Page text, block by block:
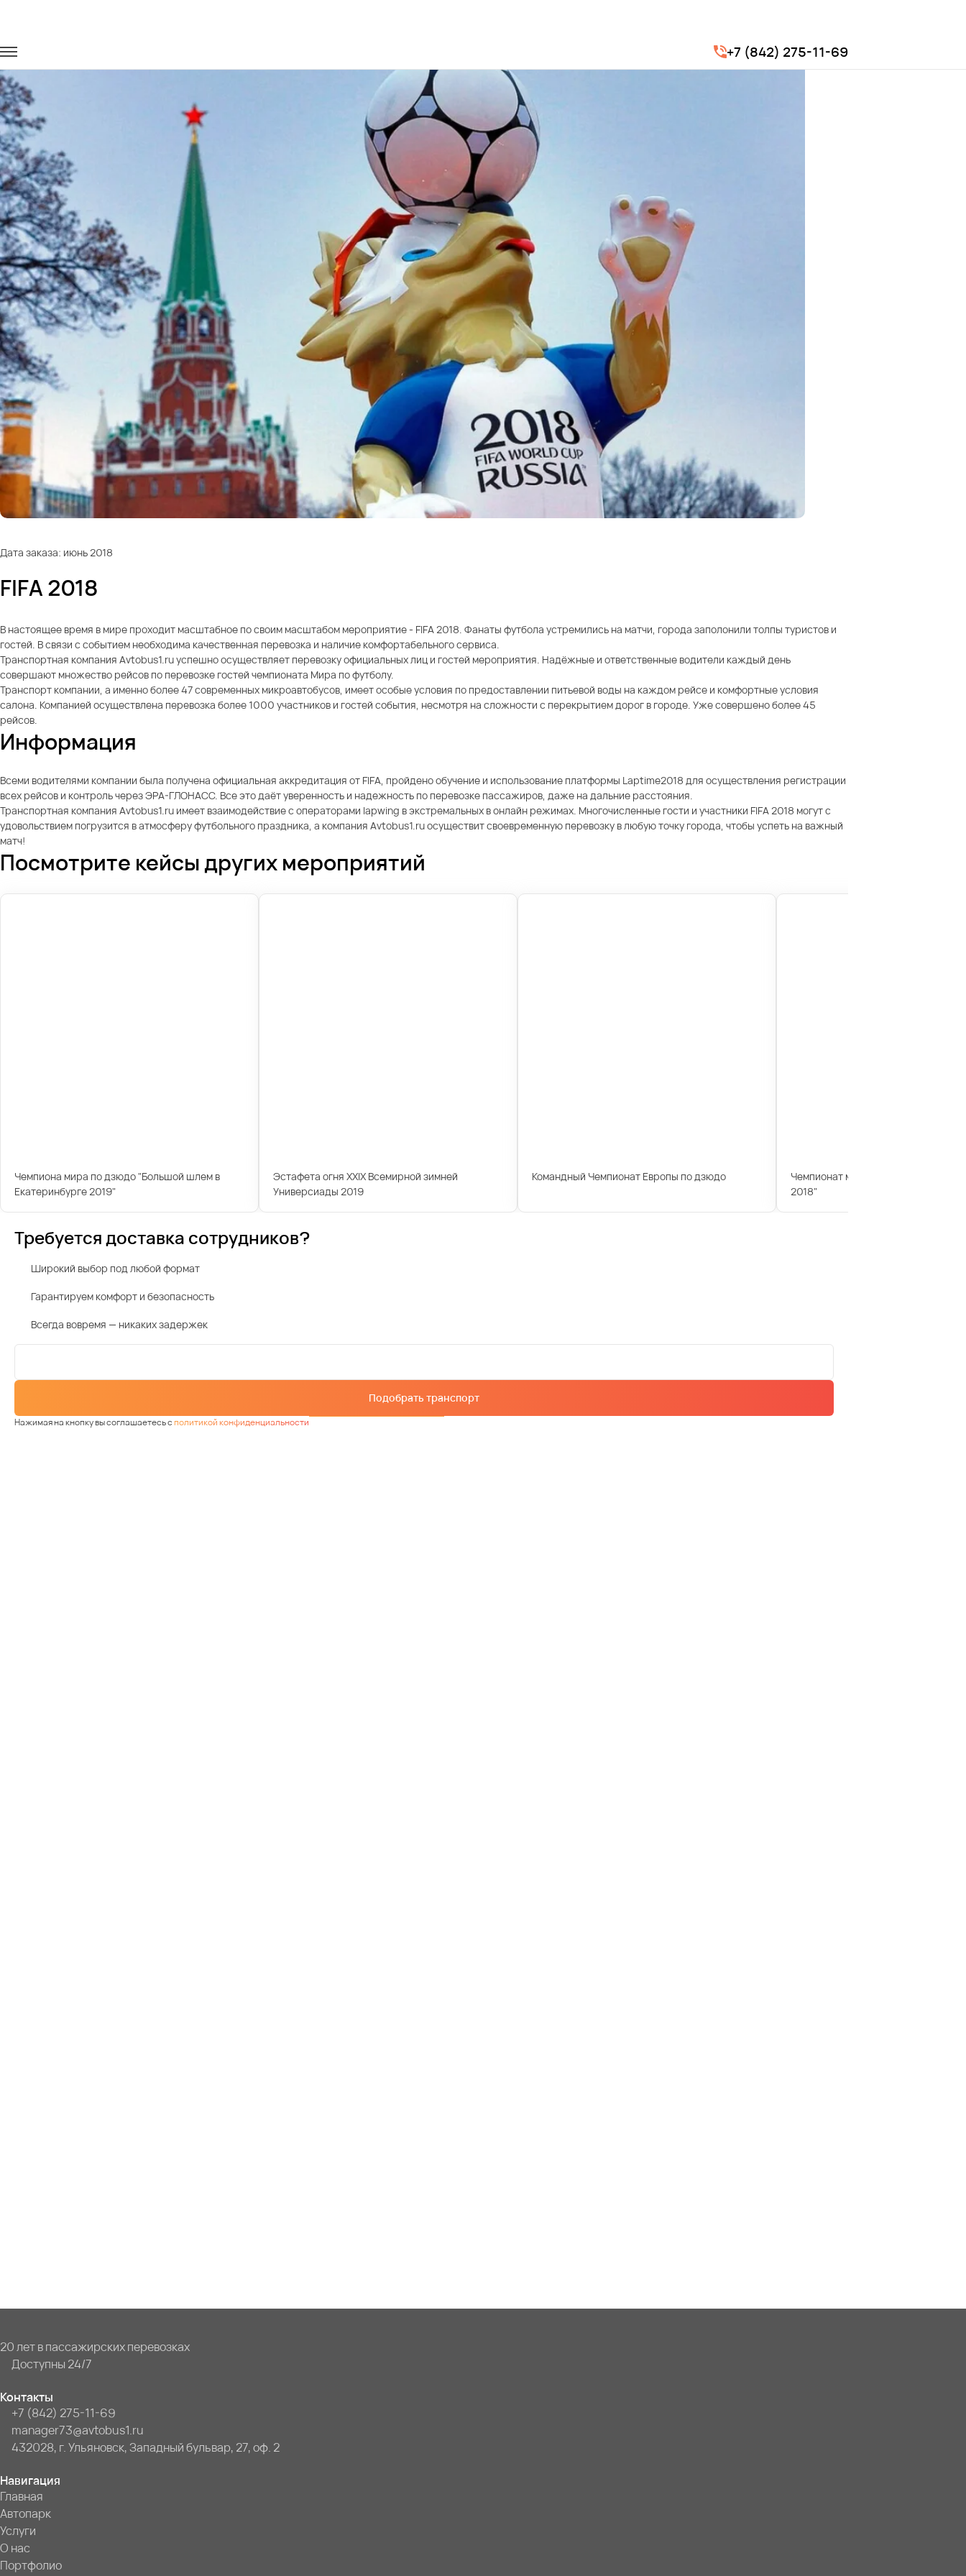
+7 (842) 275-11-69
Дата заказа: июнь 2018
FIFA 2018
В настоящее время в мире проходит масштабное по своим масштабом мероприятие - FIFA 2018. Фанаты футбола устремились на матчи, города заполонили толпы туристов и
гостей. В связи с событием необходима качественная перевозка и наличие комфортабельного сервиса.
Транспортная компания Avtobus1.ru успешно осуществляет перевозку официальных лиц и гостей мероприятия. Надёжные и ответственные водители каждый день
совершают множество рейсов по перевозке гостей чемпионата Мира по футболу.
Транспорт компании, а именно более 47 современных микроавтобусов, имеет особые условия по предоставлении питьевой воды на каждом рейсе и комфортные условия
салона. Компанией осуществлена перевозка более 1000 участников и гостей события, несмотря на сложности с перекрытием дорог в городе. Уже совершено более 45
рейсов.
Информация
Всеми водителями компании была получена официальная аккредитация от FIFA, пройдено обучение и использование платформы Laptime2018 для осуществления регистрации
всех рейсов и контроль через ЭРА-ГЛОНАСС. Все это даёт уверенность и надежность по перевозке пассажиров, даже на дальние расстояния.
Транспортная компания Avtobus1.ru имеет взаимодействие с операторами lapwing в экстремальных в онлайн режимах. Многочисленные гости и участники FIFA 2018 могут с
удовольствием погрузится в атмосферу футбольного праздника, а компания Avtobus1.ru осуществит своевременную перевозку в любую точку города, чтобы успеть на важный
матч!
Посмотрите кейсы других мероприятий
Чемпиона мира по дзюдо "Большой шлем в
Екатеринбурге 2019"
Эстафета огня XXIX Всемирной зимней
Универсиады 2019
Командный Чемпионат Европы по дзюдо
Чемпионат мира по дзюдо
2018"
Требуется доставка сотрудников?
Широкий выбор под любой формат
Гарантируем комфорт и безопасность
Всегда вовремя — никаких задержек
Подобрать транспорт
Нажимая на кнопку вы соглашаетесь сполитикой конфиденциальности
20 лет в пассажирских перевозках
Доступны 24/7
Контакты
+7 (842) 275-11-69
manager73@avtobus1.ru
432028, г. Ульяновск, Западный бульвар, 27, оф. 2
Навигация
Главная
Автопарк
Услуги
О нас
Портфолио